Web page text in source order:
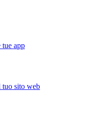
tue app
tuo sito web